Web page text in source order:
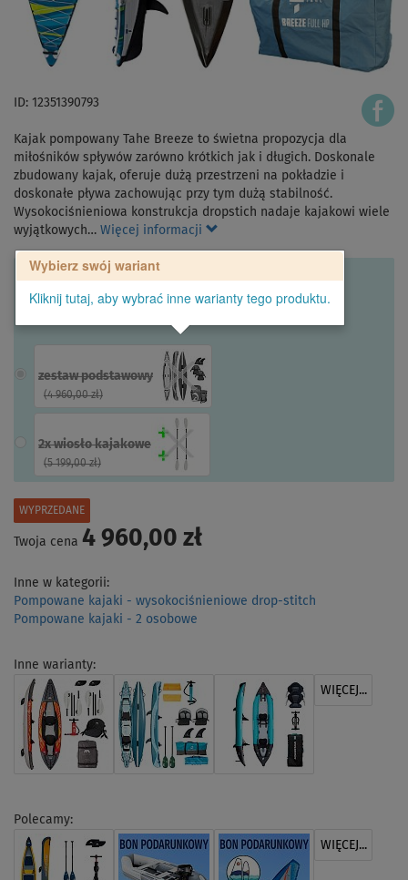
ID: 12351390793
Kajak pompowany Tahe Breeze to świetna propozycja dla
miłośników spływów zarówno krótkich jak i długich. Doskonale
zbudowany kajak, oferuje dużą przestrzeni na pokładzie i
doskonałe pływa zachowując przy tym dużą stabilność.
Wysokociśnieniowa konstrukcja dropstich nadaje kajakowi wiele
wyjątkowych… Więcej informacji
Wybierz swój wariant
Kliknij tutaj, aby wybrać inne warianty tego produktu.
zestaw podstawowy
(4 960,00 zł)
2x wiosło kajakowe
(5 199,00 zł)
WYPRZEDANE
Twoja cena 4 960,00 zł
Inne w kategorii:
Pompowane kajaki - wysokociśnieniowe drop-stitch
Pompowane kajaki - 2 osobowe
Inne warianty:
WIĘCEJ...
Polecamy:
WIĘCEJ...